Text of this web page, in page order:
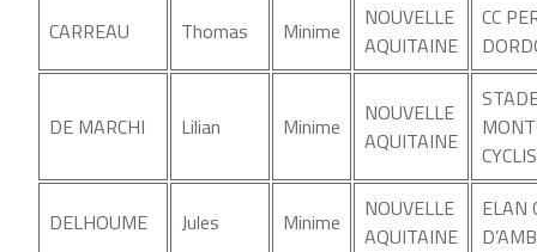
CARREAU Thomas Minime
NOUVELLE
AQUITAINE
CC
DE MARCHI Lilian Minime
NOUVELLE
AQUITAINE
DELHOUME Jules Minime
NOUVELLE
AQUITAINE
ELAN